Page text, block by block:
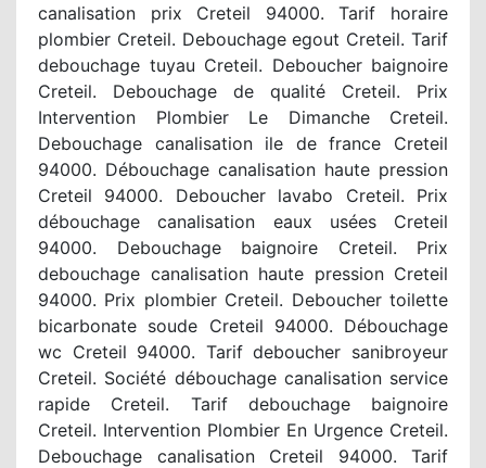
canalisation prix Creteil 94000. Tarif horaire
plombier Creteil. Debouchage egout Creteil. Tarif
debouchage tuyau Creteil. Deboucher baignoire
Creteil. Debouchage de qualité Creteil. Prix
Intervention Plombier Le Dimanche Creteil.
Debouchage canalisation ile de france Creteil
94000. Débouchage canalisation haute pression
Creteil 94000. Deboucher lavabo Creteil. Prix
débouchage canalisation eaux usées Creteil
94000. Debouchage baignoire Creteil. Prix
debouchage canalisation haute pression Creteil
94000. Prix plombier Creteil. Deboucher toilette
bicarbonate soude Creteil 94000. Débouchage
wc Creteil 94000. Tarif deboucher sanibroyeur
Creteil. Société débouchage canalisation service
rapide Creteil. Tarif debouchage baignoire
Creteil. Intervention Plombier En Urgence Creteil.
Debouchage canalisation Creteil 94000. Tarif